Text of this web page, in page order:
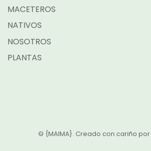
MACETEROS
NATIVOS
NOSOTROS
PLANTAS
© {MAIMA}. Creado con cariño por